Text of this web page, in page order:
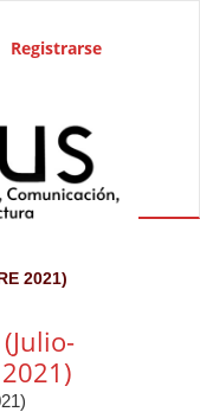
Registrarse
2021)